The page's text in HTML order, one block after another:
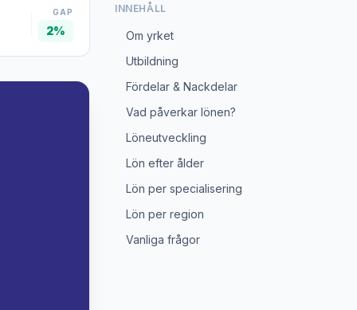
GAP
2%
INNEHÅLL
Om yrket
Utbildning
Fördelar & Nackdelar
Vad påverkar lönen?
Löneutveckling
Lön efter ålder
Lön per specialisering
Lön per region
Vanliga frågor